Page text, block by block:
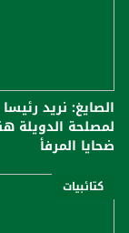
الصايغ: نريد
لمصلحة الدويلة
ضحايا المرفأ
كتائبيات